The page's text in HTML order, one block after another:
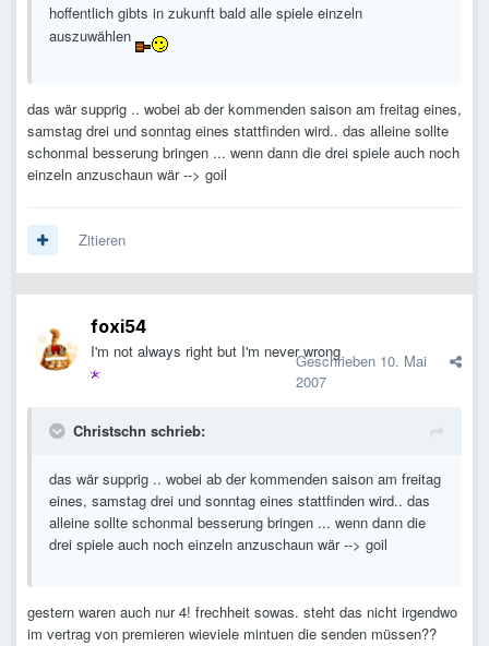
hoffentlich gibts in zukunft bald alle spiele einzeln
auszuwählen
das wär supprig .. wobei ab der kommenden saison am freitag eines,
samstag drei und sonntag eines stattfinden wird.. das alleine sollte
schonmal besserung bringen ... wenn dann die drei spiele auch noch
einzeln anzuschaun wär --> goil
Zitieren
foxi54
I'm not always right but I'm never wrong
Geschrieben 10. Mai
2007
Christschn schrieb:
das wär supprig .. wobei ab der kommenden saison am freitag
eines, samstag drei und sonntag eines stattfinden wird.. das
alleine sollte schonmal besserung bringen ... wenn dann die
drei spiele auch noch einzeln anzuschaun wär --> goil
gestern waren auch nur 4! frechheit sowas. steht das nicht irgendwo
im vertrag von premieren wieviele mintuen die senden müssen??